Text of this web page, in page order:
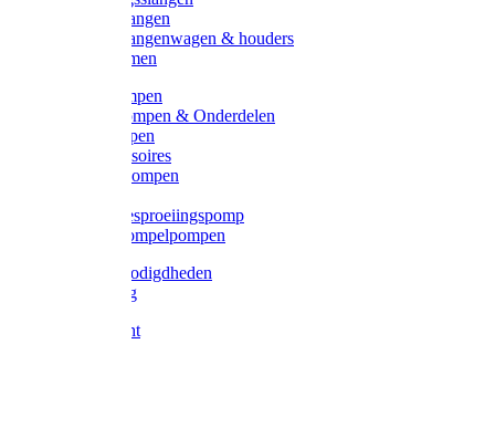
Gardena slangen
Gardena slangenwagen & houders
Slangklemmen
Leader pompen
Zwengelpompen & Onderdelen
Ebara pompen
Pompaccessoires
Excellent pompen
Gardena besproeiingspomp
Gardena dompelpompen
Tyleen benodigdheden
Tyleenslang
Lange bocht